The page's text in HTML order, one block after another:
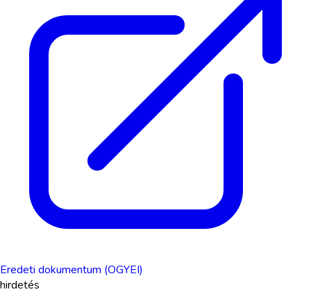
Eredeti dokumentum (OGYEI)
hirdetés